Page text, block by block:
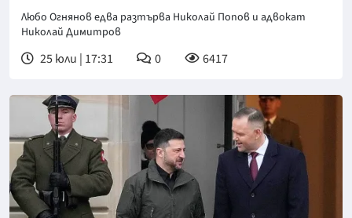
Любо Огнянов едва разтърва Николай Попов и адвокат
Николай Димитров
25 юли | 17:31 0 6417